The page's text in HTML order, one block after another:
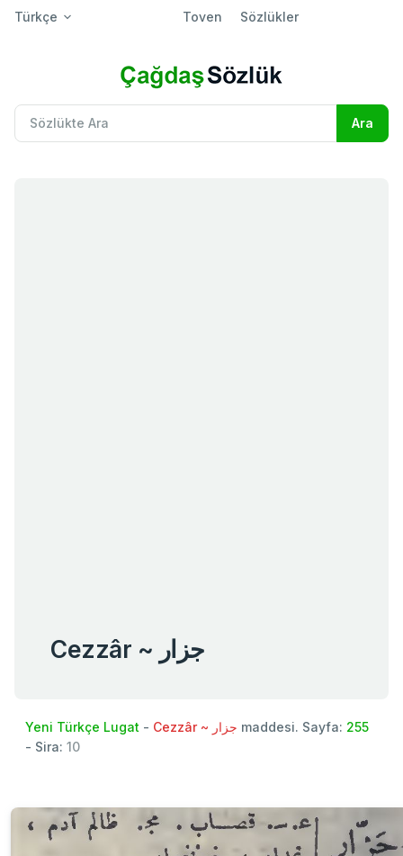
Türkçe Toven Sözlükler
Cezzâr ~ جزار
Yeni Türkçe Lugat - Cezzâr ~ جزار maddesi. Sayfa: 255
- Sira: 10